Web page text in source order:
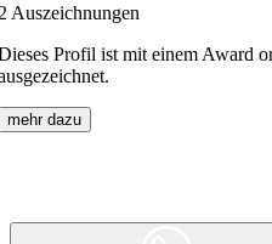
Auszeichnungen
Profil ist mit einem Award
mehr dazu